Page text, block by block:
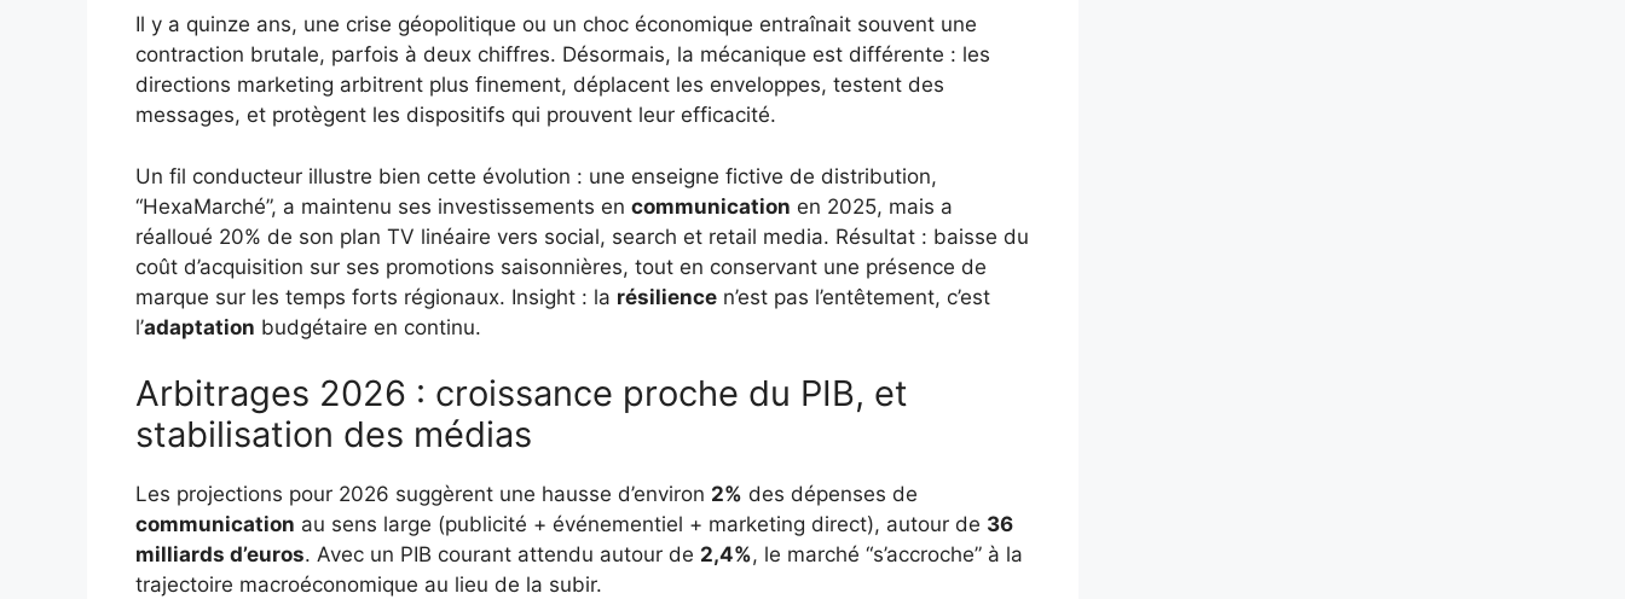
Il y a quinze ans, une crise géopolitique ou un choc économique entraînait souvent une
contraction brutale, parfois à deux chiffres. Désormais, la mécanique est différente : les
directions marketing arbitrent plus finement, déplacent les enveloppes, testent des
messages, et protègent les dispositifs qui prouvent leur efficacité.
Un fil conducteur illustre bien cette évolution : une enseigne fictive de distribution,
“HexaMarché”, a maintenu ses investissements en communication en 2025, mais a
réalloué 20% de son plan TV linéaire vers social, search et retail media. Résultat : baisse du
coût d’acquisition sur ses promotions saisonnières, tout en conservant une présence de
marque sur les temps forts régionaux. Insight : la résilience n’est pas l’entêtement, c’est
l’adaptation budgétaire en continu.
Arbitrages 2026 : croissance proche du PIB, et
stabilisation des médias
Les projections pour 2026 suggèrent une hausse d’environ 2% des dépenses de
communication au sens large (publicité + événementiel + marketing direct), autour de 36
milliards d’euros. Avec un PIB courant attendu autour de 2,4%, le marché “s’accroche” à la
trajectoire macroéconomique au lieu de la subir.